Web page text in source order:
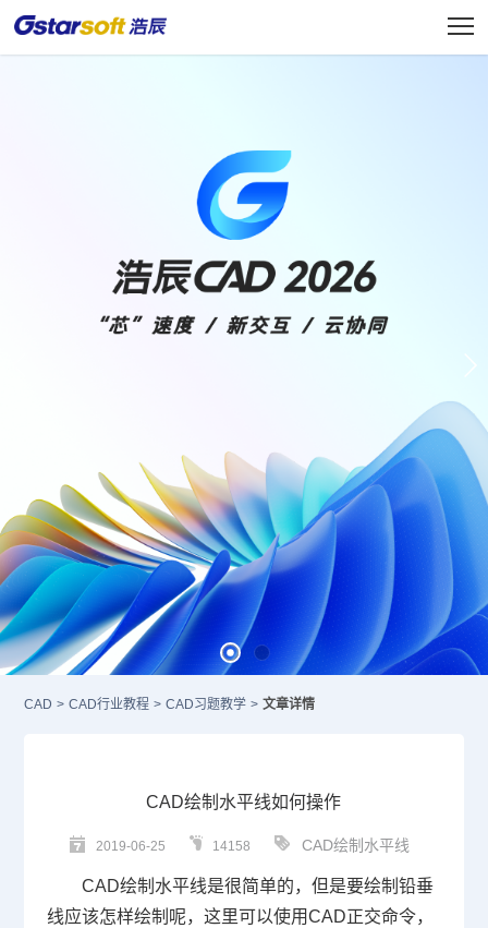
CAD > CAD行业教程 > CAD习题教学 > 文章详情
CAD绘制水平线如何操作
2019-06-25 14158 CAD绘制水平线
CAD绘制水平线是很简单的，但是要绘制铅垂
线应该怎样绘制呢，这里可以使用CAD正交命令，